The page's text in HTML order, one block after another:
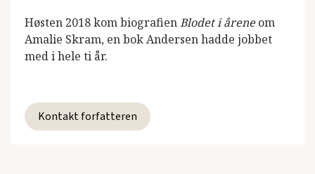
Høsten 2018 kom biografienBlodet i åreneom
Amalie Skram, en bok Andersen hadde jobbet
med i hele ti år.
Kontakt forfatteren